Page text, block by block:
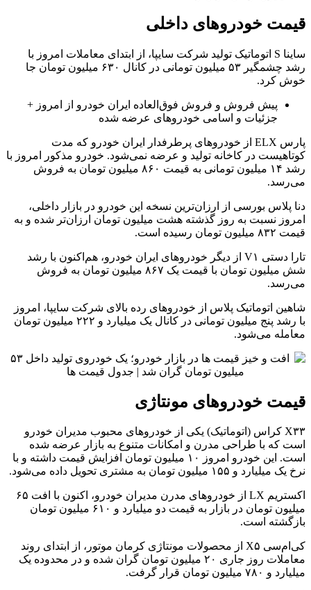
قیمت خودروهای داخلی
ساینا S اتوماتیک تولید شرکت سایپا، از ابتدای معاملات امروز با
رشد چشمگیر ۵۳ میلیون تومانی در کانال ۶۳۰ میلیون تومان جا
خوش کرد.
پیش فروش و فروش فوق‌العاده ایران خودرو از امروز +
جزئیات و اسامی خودروهای عرضه شده
پارس ELX از خودروهای پرطرفدار ایران خودرو که مدت
کوتاهیست در کاخانه تولید و عرضه نمی‌شود. خودرو مذکور امروز با
رشد ۱۴ میلیون تومانی به قیمت ۸۶۰ میلیون تومان به فروش
می‌رسد.
دنا پلاس بورسی از ارزان‌ترین نسخه این خودرو در بازار داخلی،
امروز نسبت به روز گذشته هشت میلیون تومان ارزان‌تر شده و به
قیمت ۸۳۲ میلیون تومان رسیده است.
تارا دستی V۱ از دیگر خودروهای ایران خودرو، هم‌اکنون با رشد
شش میلیون تومان با قیمت یک ۸۶۷ میلیون تومان به فروش
می‌رسد.
شاهین اتوماتیک پلاس از خودروهای رده بالای شرکت سایپا، امروز
با رشد پنج میلیون تومانی در کانال یک میلیارد و ۲۲۲ میلیون تومان
معامله می‌شود.
قیمت خودروهای مونتاژی
X۳۳ کراس (اتوماتیک) یکی از خودروهای محبوب مدیران خودرو
است که با طراحی مدرن و امکانات متنوع به بازار عرضه شده
است. این خودرو امروز ۱۰ میلیون تومان افزایش قیمت داشته و با
نرخ یک میلیارد و ۱۵۵ میلیون تومان به مشتری تحویل داده می‌شود.
اکستریم LX از خودروهای مدرن مدیران خودرو، اکنون با افت ۶۵
میلیون تومان در بازار به قیمت دو میلیارد و ۶۱۰ میلیون تومان
بازگشته است.
کی‌ام‌سی X۵ از محصولات مونتاژی کرمان موتور، از ابتدای روند
معاملات روز جاری ۲۰ میلیون تومان گران شده و در محدوده یک
میلیارد و ۷۸۰ میلیون تومان قرار گرفت.